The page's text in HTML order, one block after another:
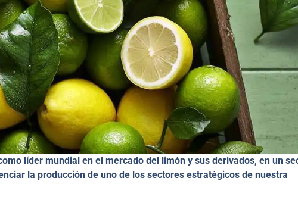
líder mundial en el mercado del limón y sus derivados, en un
la producción de uno de los sectores estratégicos de nuestra